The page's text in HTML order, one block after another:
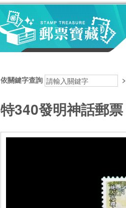
依關鍵字查詢 >
特340發明神話郵票